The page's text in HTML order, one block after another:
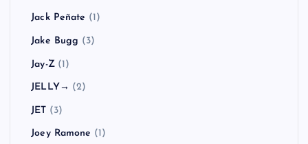
Jack Peñate (1)
Jake Bugg (3)
Jay-Z(1)
JELLY→ (2)
JET (3)
Joey Ramone (1)